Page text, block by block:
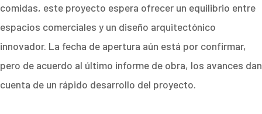
comidas, este proyecto espera ofrecer un equilibrio entre
espacios comerciales y un diseño arquitectónico
innovador. La fecha de apertura aún está por confirmar,
pero de acuerdo al último informe de obra, los avances dan
cuenta de un rápido desarrollo del proyecto.